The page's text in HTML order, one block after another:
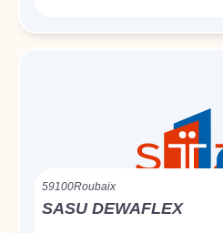
59100Roubaix
SASU DEWAFLEX